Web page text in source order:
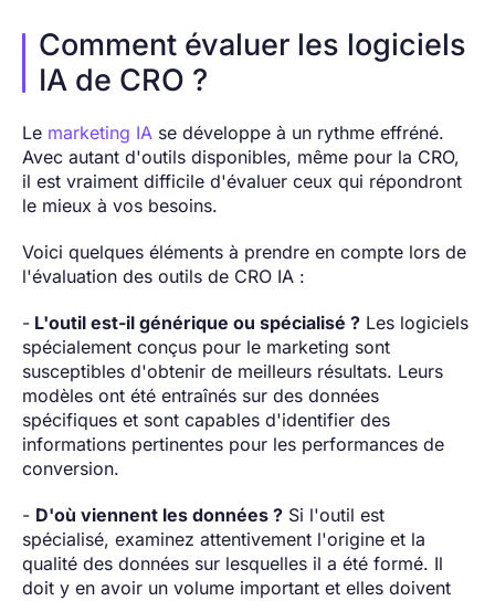
Comment évaluer les logiciels
IA de CRO ?
Le marketing IA se développe à un rythme effréné.
Avec autant d'outils disponibles, même pour la CRO,
il est vraiment difficile d'évaluer ceux qui répondront
le mieux à vos besoins.
Voici quelques éléments à prendre en compte lors de
l'évaluation des outils de CRO IA :
- L'outil est-il générique ou spécialisé ? Les logiciels
spécialement conçus pour le marketing sont
susceptibles d'obtenir de meilleurs résultats. Leurs
modèles ont été entraînés sur des données
spécifiques et sont capables d'identifier des
informations pertinentes pour les performances de
conversion.
- D'où viennent les données ? Si l'outil est
spécialisé, examinez attentivement l'origine et la
qualité des données sur lesquelles il a été formé. Il
doit y en avoir un volume important et elles doivent